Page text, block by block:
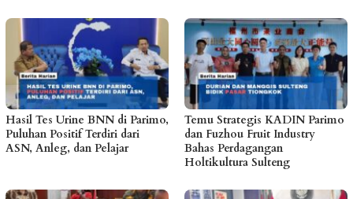
Hasil Tes Urine BNN di Parimo,
Puluhan Positif Terdiri dari
ASN, Anleg, dan Pelajar
Temu Strategis KADIN Parimo
dan Fuzhou Fruit Industry
Bahas Perdagangan
Holtikultura Sulteng